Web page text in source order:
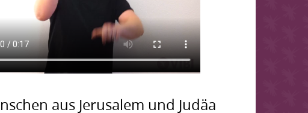
aus Jerusalem und Judäa